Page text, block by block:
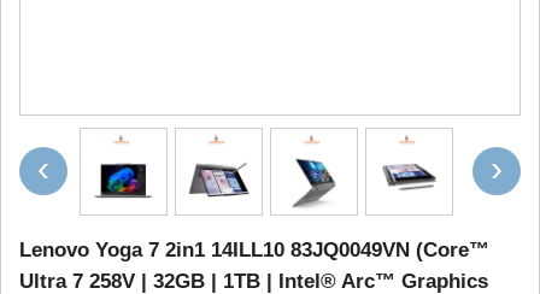
‹ ›
Lenovo Yoga 7 2in1 14ILL10 83JQ0049VN (Core™
Ultra 7 258V | 32GB | 1TB | Intel® Arc™ Graphics